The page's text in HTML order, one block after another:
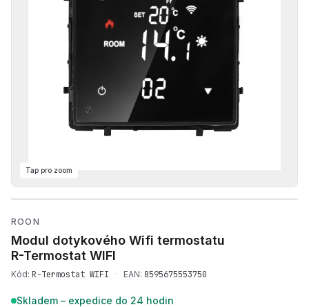
Tap pro zoom
ROON
Modul dotykového Wifi termostatu
R-Termostat WIFI
Kód: R-Termostat WIFI · EAN: 8595675553750
Skladem – expedice do 24 hodin